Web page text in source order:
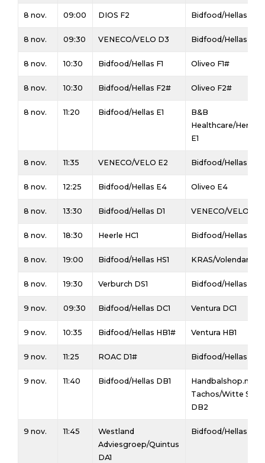
8 nov. 09:00 DIOS F2 Bidfood/Hellas F3
8 nov. 09:30 VENECO/VELO D3 Bidfood/Hellas D2
8 nov. 10:30 Bidfood/Hellas F1 Oliveo F1#
8 nov. 10:30 Bidfood/Hellas F2# Oliveo F2#
8 nov. 11:20 Bidfood/Hellas E1
B&B
Healthcare/
E1
8 nov. 11:35 VENECO/VELO E2 Bidfood/Hellas E2#
8 nov. 12:25 Bidfood/Hellas E4 Oliveo E4
8 nov. 13:30 Bidfood/Hellas D1 VENECO/VELO D2
8 nov. 18:30 Heerle HC1 Bidfood/Hellas HC1
8 nov. 19:00 Bidfood/Hellas HS1 KRAS/Volendam
8 nov. 19:30 Verburch DS1 Bidfood/Hellas DS1
9 nov. 09:30 Bidfood/Hellas DC1 Ventura DC1
9 nov. 10:35 Bidfood/Hellas HB1# Ventura HB1
9 nov. 11:25 ROAC D1# Bidfood/Hellas D3#
9 nov. 11:40 Bidfood/Hellas DB1
Handbalshop.nl
Tachos/Witte Ster
DB2
9 nov. 11:45
Westland
Adviesgroep/Quintus
DA1
Bidfood/Hellas DA1